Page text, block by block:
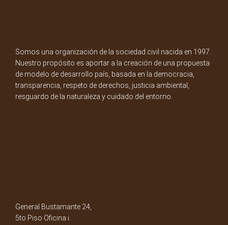
Somos una organización de la sociedad civil nacida en 1997.
Nuestro propósito es aportar a la creación de una propuesta
de modelo de desarrollo país, basada en la democracia,
transparencia, respeto de derechos, justicia ambiental,
resguardo de la naturaleza y cuidado del entorno.
General Bustamante 24,
5to Piso Oficina i.